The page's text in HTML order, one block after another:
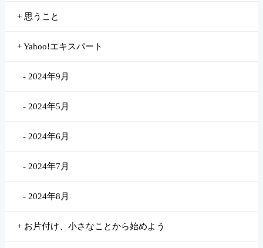
思うこと
Yahoo!エキスパート
2024年9月
2024年5月
2024年6月
2024年7月
2024年8月
お片付け、小さなことから始めよう